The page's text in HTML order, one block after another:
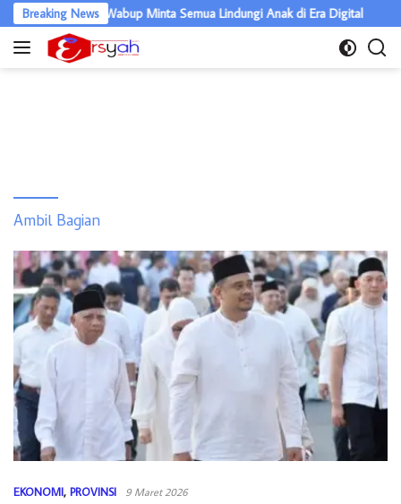
Langsung
ke
Breaking News
di Labura, Wabup Minta Semua Lindungi Anak di Era Digital
Ambil Bagian
EKONOMI, PROVINSI 9 Maret 2026